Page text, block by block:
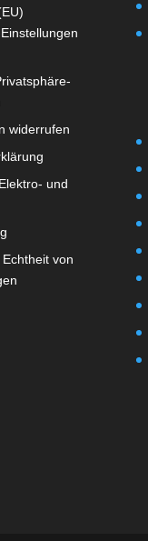
widerrufen
und
von